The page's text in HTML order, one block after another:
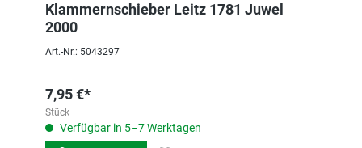
Klammernschieber Leitz 1781 Juwel
2000
Art.-Nr.: 5043297
7,95 €*
Stück
Verfügbar in 5–7 Werktagen